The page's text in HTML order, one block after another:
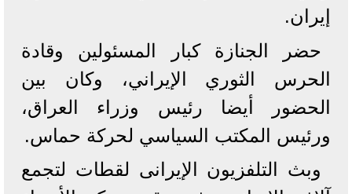
إيران.
حضر الجنازة كبار المسئولين وقادة
الحرس الثوري الإيراني، وكان بين
الحضور أيضا رئيس وزراء العراق،
ورئيس المكتب السياسي لحركة حماس.
وبث التلفزيون الإيرانى لقطات لتجمع